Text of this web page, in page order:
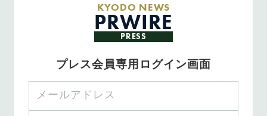
KYODO NEWS
PRWIRE
PRESS
プレス会員専用ログイン画面